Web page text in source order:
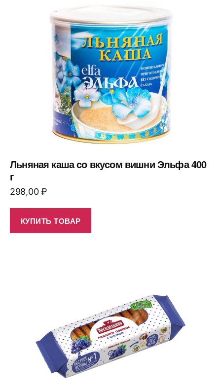
Льняная каша со вкусом вишни Эльфа 400
г
298,00₽
КУПИТЬ ТОВАР